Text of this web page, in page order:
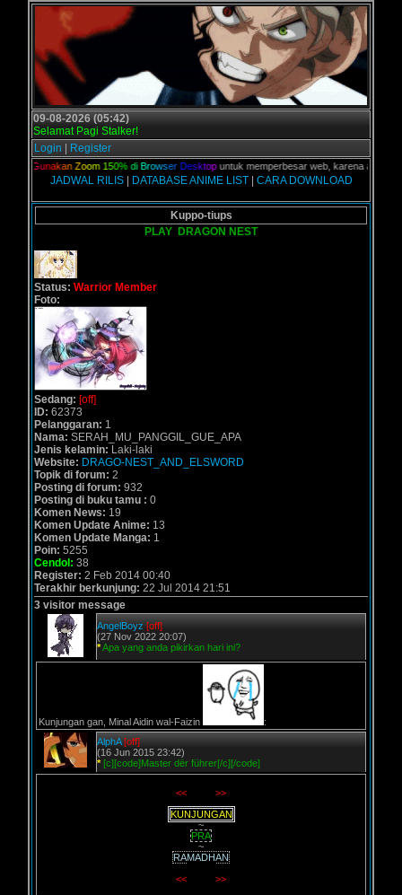
09-08-2026 (05:42)
Selamat Pagi Stalker!
Login
Register
unakan Zoom 15 0% di Br owser Desktopuntuk memperbesar web, karena aslinya
JADWAL RILIS| DATABASE ANIME LIST| CARA DOWNLOAD
Kuppo-tiups
PLAY DRAGON NEST
Status: Warrior Member
Foto:
Sedang: [off]
ID: 62373
Pelanggaran: 1
Nama: SERAH_MU_PANGGIL_GUE_APA
Jenis kelamin: Laki-laki
Website: DRAGO-NEST_AND_ELSWORD
Topik di forum: 2
Posting di forum: 932
Posting di buku tamu : 0
Komen News: 19
Komen Update Anime: 13
Komen Update Manga: 1
Poin: 5255
Cendol: 38
Register: 2 Feb 2014 00:40
Terakhir berkunjung: 22 Jul 2014 21:51
3 visitor message
AngelBoyz [off]
(27 Nov 2022 20:07)
*Apa yang anda pikirkan hari ini?
Kunjungan gan, Minal Aidin wal-Faizin
:
AlphA [off]
(16 Jun 2015 23:42)
* [c][code]Master dër führer[/c][/code]
<<
>>
KUNJUNGAN
~
PRA
~
RAMADHAN
<<
>>